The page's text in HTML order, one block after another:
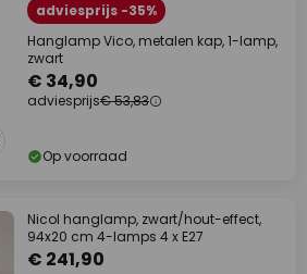
adviesprijs -35%
Hanglamp Vico, metalen kap, 1-lamp,
zwart
€ 34,90
adviesprijs€ 53,83
Op voorraad
Nicol hanglamp, zwart/hout-effect,
94x20 cm 4-lamps 4 x E27
€ 241,90